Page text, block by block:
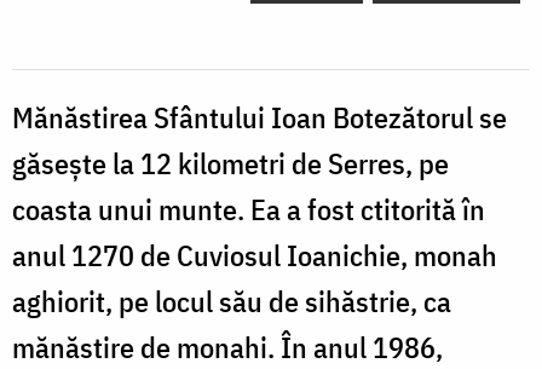
Mănăstirea Sfântului Ioan Botezătorul se
găsește la 12 kilometri de Serres, pe
coasta unui munte. Ea a fost ctitorită în
anul 1270 de Cuviosul Ioanichie, monah
aghiorit, pe locul său de sihăstrie, ca
mănăstire de monahi. În anul 1986,